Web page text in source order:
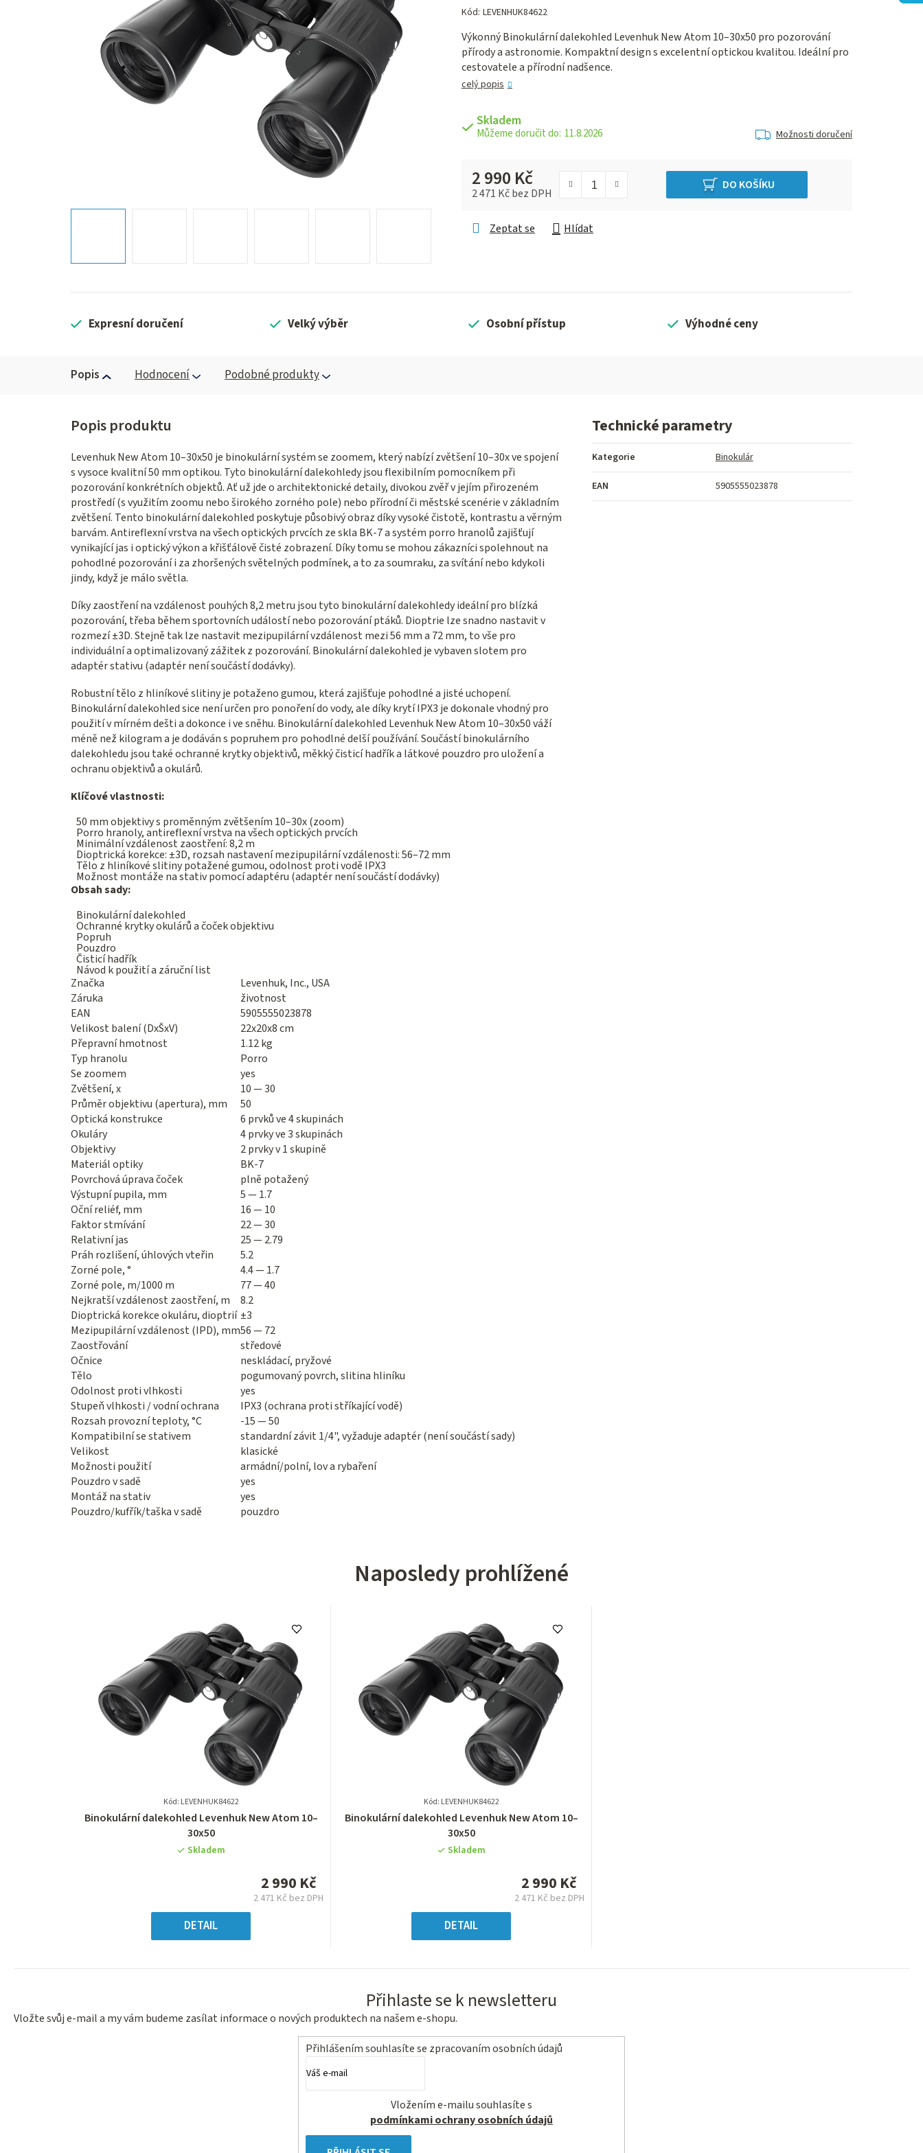
hodnocení
je
0,0
z 5
hvězdiček.
Kód: LEVENHUK84622
Výkonný Binokulární dalekohled Levenhuk New Atom 10–30x50 pro pozorování
přírody a astronomie. Kompaktní design s excelentní optickou kvalitou. Ideální pro
cestovatele a přírodní nadšence.
celý popis
Skladem
11.8.2026 Možnosti doručení
2 990 Kč
2 471 Kč bez DPH
DO KOŠÍKU
Zeptat se Hlídat
Expresní doručení Velký výběr Osobní přístup Výhodné ceny
Popis Hodnocení Podobné produkty
Levenhuk New Atom 10–30x50 je binokulární systém se zoomem, který nabízí zvětšení 10–30x ve spojení
s vysoce kvalitní 50 mm optikou. Tyto binokulární dalekohledy jsou flexibilním pomocníkem při
pozorování konkrétních objektů. Ať už jde o architektonické detaily, divokou zvěř v jejím přirozeném
prostředí (s využitím zoomu nebo širokého zorného pole) nebo přírodní či městské scenérie v základním
zvětšení. Tento binokulární dalekohled poskytuje působivý obraz díky vysoké čistotě, kontrastu a věrným
barvám. Antireflexní vrstva na všech optických prvcích ze skla BK-7 a systém porro hranolů zajišťují
vynikající jas i optický výkon a křišťálově čisté zobrazení. Díky tomu se mohou zákazníci spolehnout na
pohodlné pozorování i za zhoršených světelných podmínek, a to za soumraku, za svítání nebo kdykoli
jindy, když je málo světla.
Díky zaostření na vzdálenost pouhých 8,2 metru jsou tyto binokulární dalekohledy ideální pro blízká
pozorování, třeba během sportovních událostí nebo pozorování ptáků. Dioptrie lze snadno nastavit v
rozmezí ±3D. Stejně tak lze nastavit mezipupilární vzdálenost mezi 56 mm a 72 mm, to vše pro
individuální a optimalizovaný zážitek z pozorování. Binokulární dalekohled je vybaven slotem pro
adaptér stativu (adaptér není součástí dodávky).
Robustní tělo z hliníkové slitiny je potaženo gumou, která zajišťuje pohodlné a jisté uchopení.
Binokulární dalekohled sice není určen pro ponoření do vody, ale díky krytí IPX3 je dokonale vhodný pro
použití v mírném dešti a dokonce i ve sněhu. Binokulární dalekohled Levenhuk New Atom 10–30x50 váží
méně než kilogram a je dodáván s popruhem pro pohodlné delší používání. Součástí binokulárního
dalekohledu jsou také ochranné krytky objektivů, měkký čisticí hadřík a látkové pouzdro pro uložení a
ochranu objektivů a okulárů.
Klíčové vlastnosti:
50 mm objektivy s proměnným zvětšením 10–30x (zoom)
Porro hranoly, antireflexní vrstva na všech optických prvcích
Minimální vzdálenost zaostření: 8,2 m
Dioptrická korekce: ±3D, rozsah nastavení mezipupilární vzdálenosti: 56–72 mm
Tělo z hliníkové slitiny potažené gumou, odolnost proti vodě IPX3
Možnost montáže na stativ pomocí adaptéru (adaptér není součástí dodávky)
Obsah sady:
Binokulární dalekohled
Ochranné krytky okulárů a čoček objektivu
Popruh
Pouzdro
Čisticí hadřík
Návod k použití a záruční list
Značka
Levenhuk, Inc., USA
Záruka
životnost
EAN
5905555023878
Velikost balení (DxŠxV)
22x20x8 cm
Přepravní hmotnost
1.12 kg
Typ hranolu
Porro
Se zoomem
yes
Zvětšení, x
10 — 30
Průměr objektivu (apertura), mm
50
Optická konstrukce
6 prvků ve 4 skupinách
Okuláry
4 prvky ve 3 skupinách
Objektivy
2 prvky v 1 skupině
Materiál optiky
BK-7
Povrchová úprava čoček
plně potažený
Výstupní pupila, mm
5 — 1.7
Oční reliéf, mm
16 — 10
Faktor stmívání
22 — 30
Relativní jas
25 — 2.79
Práh rozlišení, úhlových vteřin
5.2
Zorné pole, °
4.4 — 1.7
Zorné pole, m/1000 m
77 — 40
Nejkratší vzdálenost zaostření, m
8.2
Dioptrická korekce okuláru, dioptrií ±3
Mezipupilární vzdálenost (IPD), mm56 — 72
Zaostřování
středové
Očnice
neskládací, pryžové
Tělo
pogumovaný povrch, slitina hliníku
Odolnost proti vlhkosti
yes
Stupeň vlhkosti / vodní ochrana
IPX3 (ochrana proti stříkající vodě)
Rozsah provozní teploty, °C
-15 — 50
Kompatibilní se stativem
standardní závit 1/4", vyžaduje adaptér (není součástí sady)
Velikost
klasické
Možnosti použití
armádní/polní, lov a rybaření
Pouzdro v sadě
yes
Montáž na stativ
yes
Pouzdro/kufřík/taška v sadě
pouzdro
Technické parametry
Kategorie Binokulár
EAN 5905555023878
Naposledy prohlížené
Kód: LEVENHUK84622
Průměrné
hodnocení
produktu
5
hvězdiček.
Binokulární dalekohled Levenhuk New Atom 10–
30x50
Skladem
2 990 Kč
2 471 Kč bez DPH
DETAIL
Kód: LEVENHUK84622
Průměrné
hodnocení
produktu
5
hvězdiček.
Binokulární dalekohled Levenhuk New Atom 10–
30x50
Skladem
2 990 Kč
2 471 Kč bez DPH
DETAIL
Přihlaste se k newsletteru
Vložte svůj e-mail a my vám budeme zasílat informace o nových produktech na našem e-shopu.
Přihlášením souhlasíte se zpracovaním osobních údajů
podmínkami ochrany osobních údajů